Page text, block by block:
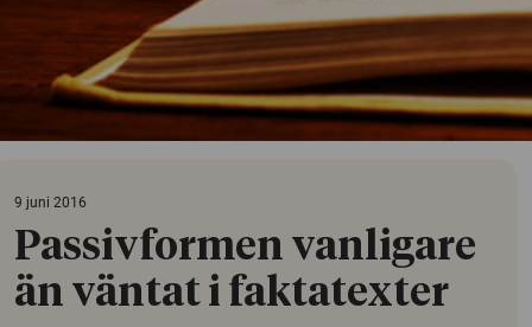
9 juni 2016
Passivformen vanligare
än väntat i faktatexter